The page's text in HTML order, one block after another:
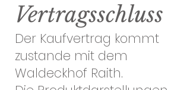
Vertragsschluss
Der Kaufvertrag kommt
zustande mit dem
Waldeckhof Raith.